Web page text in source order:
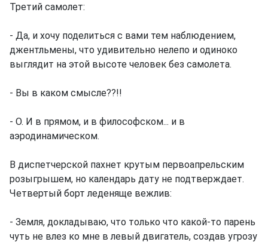
Третий самолет:
- Да, и хочу поделиться с вами тем наблюдением,
джентльмены, что удивительно нелепо и одиноко
выглядит на этой высоте человек без самолета.
- Вы в каком смысле??!!
- О. И в прямом, и в философском... и в
аэродинамическом.
В диспетчерской пахнет крутым первоапрельским
розыгрышем, но календарь дату не подтверждает.
Четвертый борт леденяще вежлив:
- Земля, докладываю, что только что какой-то парень
чуть не влез ко мне в левый двигатель, создав угрозу